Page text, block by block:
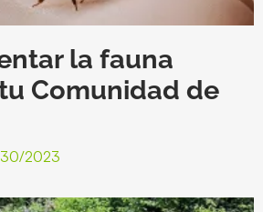
la fauna
Comunidad de
2023